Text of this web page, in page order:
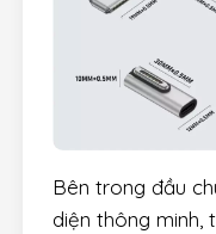
Bên trong đầu
diện thông minh,